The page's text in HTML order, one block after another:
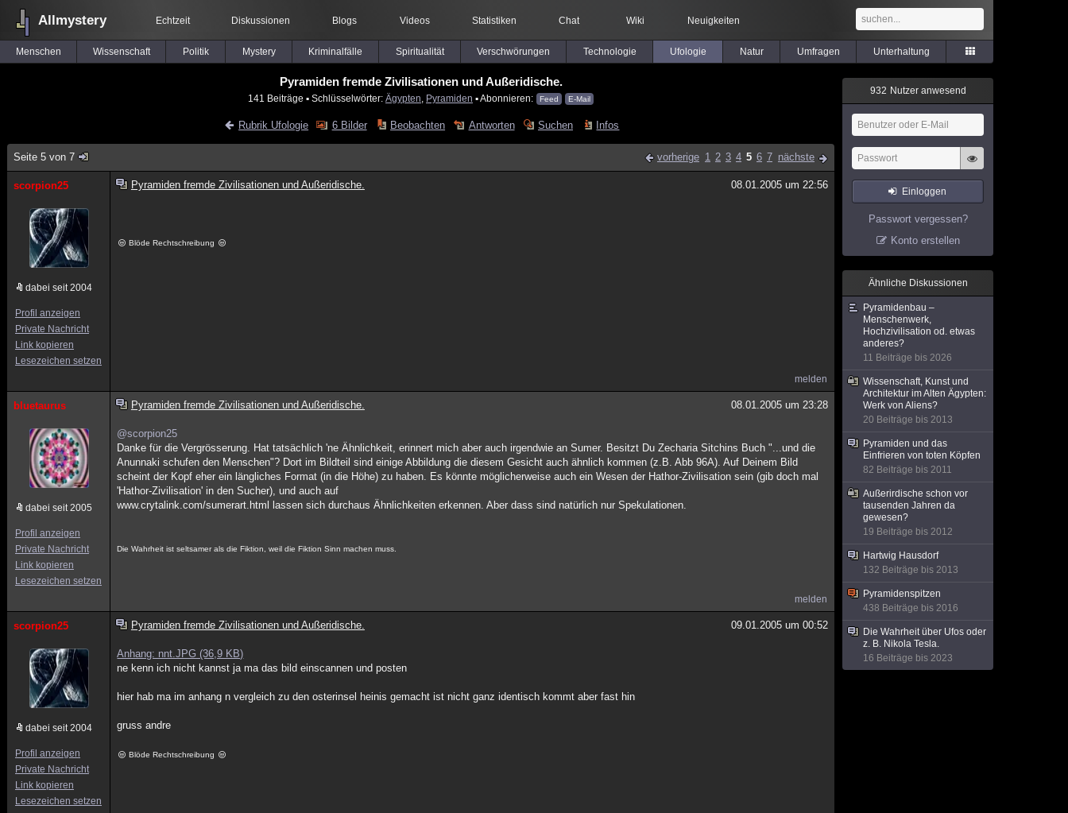
Allmystery Echtzeit Diskussionen Blogs Videos Statistiken Chat Wiki Neuigkeiten
Menschen Wissenschaft Politik Mystery Kriminalfälle Spiritualität Verschwörungen Technologie Ufologie Natur Umfragen Unterhaltung
Pyramiden fremde Zivilisationen und Außeridische.
141 Beiträge ▪ Schlüsselwörter: Ägypten Pyramiden ▪ Abonnieren: Feed E-Mail
Rubrik Ufologie 6 Bilder Beobachten Antworten Suchen Infos
Seite 5 von 7 vorherige 1 2 3 4 5 6 7 nächste
scorpion25
dabei seit 2004
Profil anzeigen
Private Nachricht
Link kopieren
Lesezeichen setzen
Pyramiden fremde Zivilisationen und Außeridische. 08.01.2005 um 22:56
Blöde Rechtschreibung
melden
bluetaurus
dabei seit 2005
Profil anzeigen
Private Nachricht
Link kopieren
Lesezeichen setzen
Pyramiden fremde Zivilisationen und Außeridische. 08.01.2005 um 23:28
@scorpion25
Danke für die Vergrösserung. Hat tatsächlich 'ne Ähnlichkeit, erinnert mich aber auch irgendwie an Sumer. Besitzt Du Zecharia Sitchins Buch "...und die
Anunnaki schufen den Menschen"? Dort im Bildteil sind einige Abbildung die diesem Gesicht auch ähnlich kommen (z.B. Abb 96A). Auf Deinem Bild
scheint der Kopf eher ein längliches Format (in die Höhe) zu haben. Es könnte möglicherweise auch ein Wesen der Hathor-Zivilisation sein (gib doch mal
'Hathor-Zivilisation' in den Sucher), und auch auf
www.crytalink.com/sumerart.html lassen sich durchaus Ähnlichkeiten erkennen. Aber dass sind natürlich nur Spekulationen.
Die Wahrheit ist seltsamer als die Fiktion, weil die Fiktion Sinn machen muss.
melden
scorpion25
dabei seit 2004
Profil anzeigen
Private Nachricht
Link kopieren
Lesezeichen setzen
Pyramiden fremde Zivilisationen und Außeridische. 09.01.2005 um 00:52
Anhang: nnt.JPG (36,9 KB)
ne kenn ich nicht kannst ja ma das bild einscannen und posten
hier hab ma im anhang n vergleich zu den osterinsel heinis gemacht ist nicht ganz identisch kommt aber fast hin
gruss andre
Blöde Rechtschreibung
932 Nutzer anwesend
Einloggen
Passwort vergessen?
Konto erstellen
Ähnliche Diskussionen
Pyramidenbau –
Menschenwerk,
Hochzivilisation od. etwas
anderes?
11 Beiträge bis 2026
Wissenschaft, Kunst und
Architektur im Alten Ägypten:
Werk von Aliens?
20 Beiträge bis 2013
Pyramiden und das
Einfrieren von toten Köpfen
82 Beiträge bis 2011
Außerirdische schon vor
tausenden Jahren da
gewesen?
19 Beiträge bis 2012
Hartwig Hausdorf
132 Beiträge bis 2013
Pyramidenspitzen
438 Beiträge bis 2016
Die Wahrheit über Ufos oder
z. B. Nikola Tesla.
16 Beiträge bis 2023